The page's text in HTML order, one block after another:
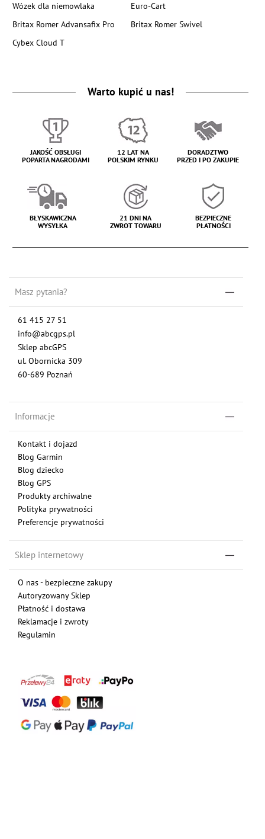
Wózek dla niemowlaka
Euro-Cart
Britax Romer Advansafix Pro
Britax Romer Swivel
Cybex Cloud T
Warto kupić u nas!
JAKOŚĆ OBSŁUGI
POPARTA NAGRODAMI
12 LAT NA
POLSKIM RYNKU
DORADZTWO
PRZED I PO ZAKUPIE
BŁYSKAWICZNA
WYSYŁKA
21 DNI NA
ZWROT TOWARU
BEZPIECZNE
PŁATNOŚCI
Masz pytania?
61 415 27 51
info@abcgps.pl
Sklep abcGPS
ul. Obornicka 309
60-689 Poznań
Informacje
Kontakt i dojazd
Blog Garmin
Blog dziecko
Blog GPS
Produkty archiwalne
Polityka prywatności
Preferencje prywatności
Sklep internetowy
O nas - bezpieczne zakupy
Autoryzowany Sklep
Płatność i dostawa
Reklamacje i zwroty
Regulamin